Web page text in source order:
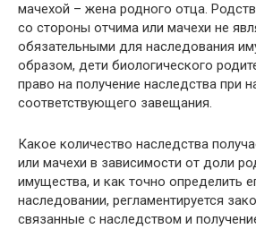
мачехой – жена родного отца.
со стороны отчима или мачехи не
обязательными для наследования
образом, дети биологического
право на получение наследства при
соответствующего завещания.
Какое количество наследства
или мачехи в зависимости от доли
имущества, и как точно определить
наследовании, регламентируется
связанные с наследством и